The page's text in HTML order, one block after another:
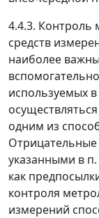
4.4.3. Контроль
средств
наиболее
используемых
одним из
Отрицательные
указанными в
как
контроля
измерений